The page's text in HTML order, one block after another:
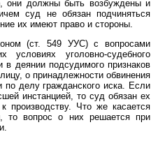
они должны быть возбуждены и
суд не обязан подчиняться
их имеют право и стороны.
(ст. 549 УУС) с вопросами
уголовно-судебного
деянии подсудимого признаков
о принадлежности обвинения
делу гражданского иска. Если
инстанцией, то суд обязан ех
производству. Что же касается
то вопрос о них решается при